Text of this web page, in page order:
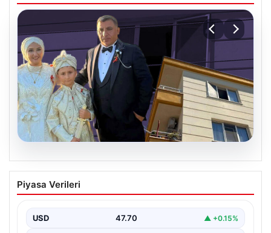
06.08.2026
Çanakkale’de böcek ilaçlaması felakete
dönüştü. Yusuf öldü, annesi yoğun
Piyasa Verileri
USD 47.70 ▲ +0.15%